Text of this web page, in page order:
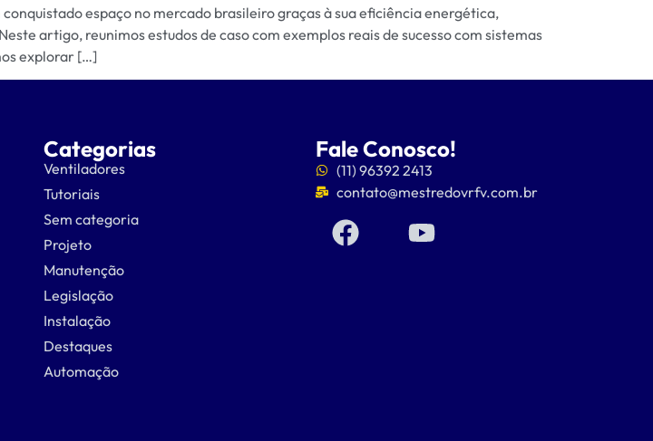
espaço no mercado brasileiro graças à sua eficiência energética,
artigo, reunimos estudos de caso com exemplos reais de sucesso com sistemas
explorar […]
Categorias
Ventiladores
Tutoriais
Sem categoria
Projeto
Manutenção
Legislação
Instalação
Destaques
Automação
Fale Conosco!
(11) 96392 2413
contato@mestredovrfv.com.br